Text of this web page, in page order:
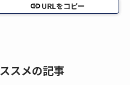
URLをコピー
スメの記事